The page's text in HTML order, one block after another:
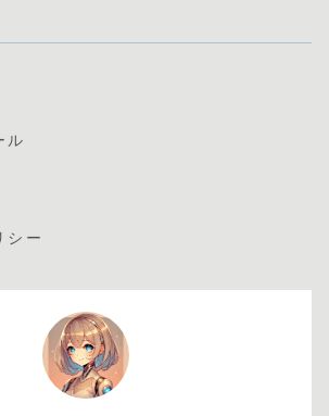
ル
シー